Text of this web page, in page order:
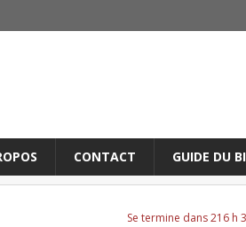
CONTACT GUIDE DU
Se termine dans 216 h